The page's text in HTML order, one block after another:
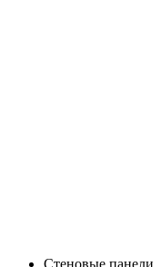
Стеновые панели